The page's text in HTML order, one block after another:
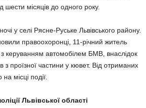
шести місяців до одного року.
у селі Рясне-Руське Львівського району.
правоохоронці, 11-річний житель
керуванням автомобілем БМВ, внаслідок
з проїзної частини у кювет. Від отриманих
місці події.
Львівської області